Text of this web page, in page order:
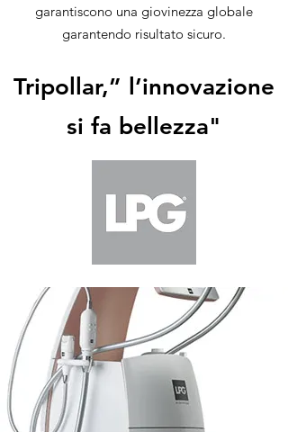
garantiscono una giovinezza globale
garantendo risultato sicuro.
Tripollar,” l’innovazione
si fa bellezza"